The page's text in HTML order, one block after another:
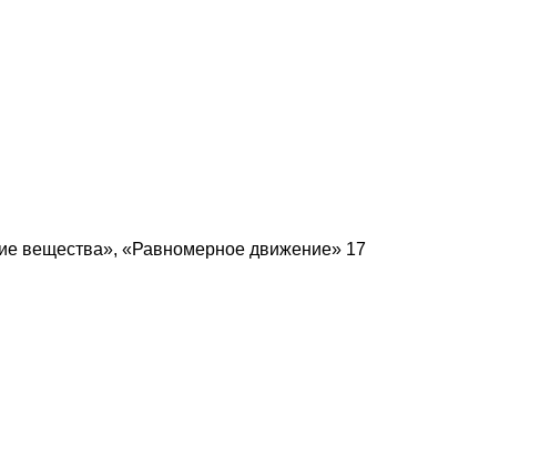
вещества», «Равномерное движение» 17